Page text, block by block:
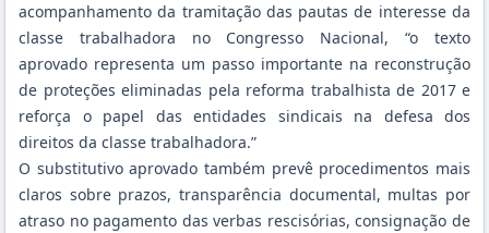
acompanhamento da tramitação das pautas de interesse da
classe trabalhadora no Congresso Nacional, “o texto
aprovado representa um passo importante na reconstrução
de proteções eliminadas pela reforma trabalhista de 2017 e
reforça o papel das entidades sindicais na defesa dos
direitos da classe trabalhadora.”
O substitutivo aprovado também prevê procedimentos mais
claros sobre prazos, transparência documental, multas por
atraso no pagamento das verbas rescisórias, consignação de